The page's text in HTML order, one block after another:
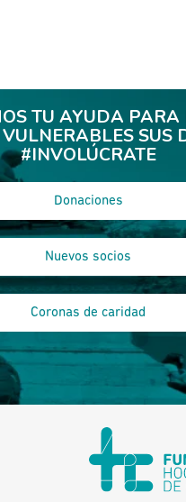
TU AYUDA PARA
SUS
#INVOLÚCRATE
Donaciones
Nuevos socios
Coronas de caridad